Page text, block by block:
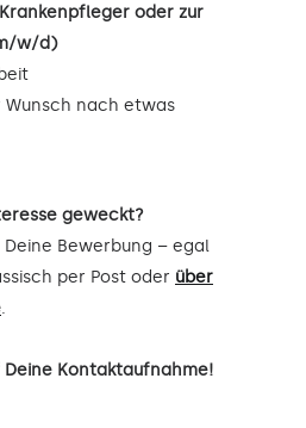
oder zur
w/d)
nach etwas
geweckt?
Bewerbung – egal
per Post oder über
.
Kontaktaufnahme!